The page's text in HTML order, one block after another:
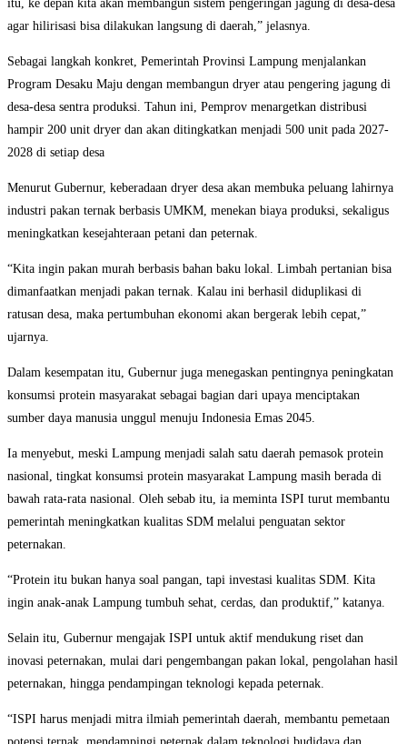
itu, ke depan kita akan membangun sistem pengeringan jagung di desa-desa
agar hilirisasi bisa dilakukan langsung di daerah,” jelasnya.
Sebagai langkah konkret, Pemerintah Provinsi Lampung menjalankan
Program Desaku Maju dengan membangun dryer atau pengering jagung di
desa-desa sentra produksi. Tahun ini, Pemprov menargetkan distribusi
hampir 200 unit dryer dan akan ditingkatkan menjadi 500 unit pada 2027-
2028 di setiap desa
Menurut Gubernur, keberadaan dryer desa akan membuka peluang lahirnya
industri pakan ternak berbasis UMKM, menekan biaya produksi, sekaligus
meningkatkan kesejahteraan petani dan peternak.
“Kita ingin pakan murah berbasis bahan baku lokal. Limbah pertanian bisa
dimanfaatkan menjadi pakan ternak. Kalau ini berhasil diduplikasi di
ratusan desa, maka pertumbuhan ekonomi akan bergerak lebih cepat,”
ujarnya.
Dalam kesempatan itu, Gubernur juga menegaskan pentingnya peningkatan
konsumsi protein masyarakat sebagai bagian dari upaya menciptakan
sumber daya manusia unggul menuju Indonesia Emas 2045.
Ia menyebut, meski Lampung menjadi salah satu daerah pemasok protein
nasional, tingkat konsumsi protein masyarakat Lampung masih berada di
bawah rata-rata nasional. Oleh sebab itu, ia meminta ISPI turut membantu
pemerintah meningkatkan kualitas SDM melalui penguatan sektor
peternakan.
“Protein itu bukan hanya soal pangan, tapi investasi kualitas SDM. Kita
ingin anak-anak Lampung tumbuh sehat, cerdas, dan produktif,” katanya.
Selain itu, Gubernur mengajak ISPI untuk aktif mendukung riset dan
inovasi peternakan, mulai dari pengembangan pakan lokal, pengolahan hasil
peternakan, hingga pendampingan teknologi kepada peternak.
“ISPI harus menjadi mitra ilmiah pemerintah daerah, membantu pemetaan